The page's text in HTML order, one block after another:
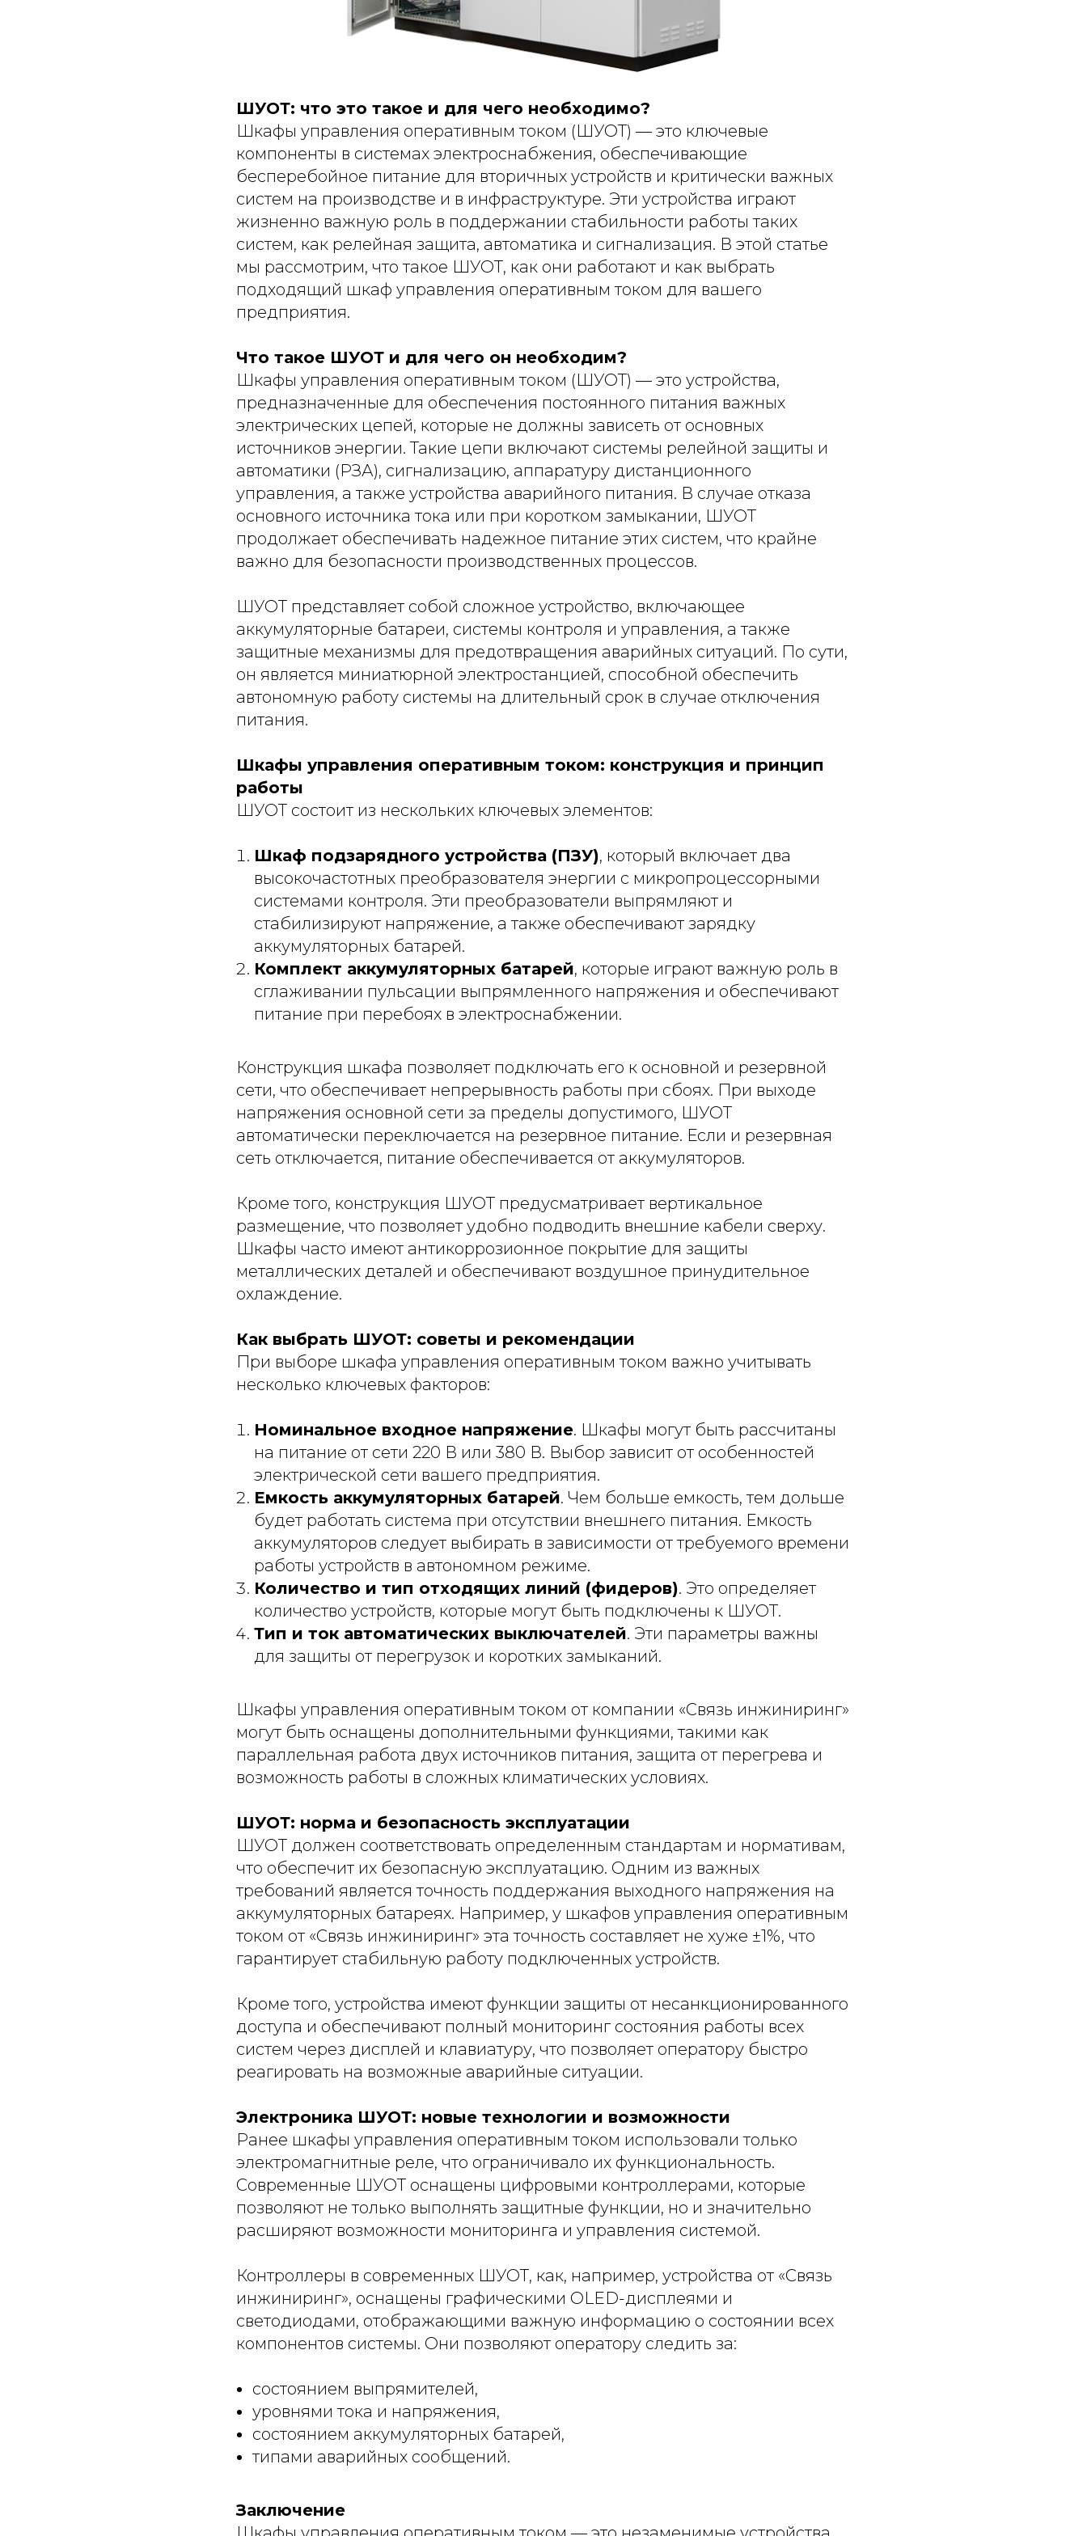
ШУОТ: что это такое и для чего необходимо?
Шкафы управления оперативным током (ШУОТ) — это ключевые
компоненты в системах электроснабжения, обеспечивающие
бесперебойное питание для вторичных устройств и критически важных
систем на производстве и в инфраструктуре. Эти устройства играют
жизненно важную роль в поддержании стабильности работы таких
систем, как релейная защита, автоматика и сигнализация. В этой статье
мы рассмотрим, что такое ШУОТ, как они работают и как выбрать
подходящий шкаф управления оперативным током для вашего
предприятия.
Что такое ШУОТ и для чего он необходим?
Шкафы управления оперативным током (ШУОТ) — это устройства,
предназначенные для обеспечения постоянного питания важных
электрических цепей, которые не должны зависеть от основных
источников энергии. Такие цепи включают системы релейной защиты и
автоматики (РЗА), сигнализацию, аппаратуру дистанционного
управления, а также устройства аварийного питания. В случае отказа
основного источника тока или при коротком замыкании, ШУОТ
продолжает обеспечивать надежное питание этих систем, что крайне
важно для безопасности производственных процессов.
ШУОТ представляет собой сложное устройство, включающее
аккумуляторные батареи, системы контроля и управления, а также
защитные механизмы для предотвращения аварийных ситуаций. По сути,
он является миниатюрной электростанцией, способной обеспечить
автономную работу системы на длительный срок в случае отключения
питания.
Шкафы управления оперативным током: конструкция и принцип
работы
ШУОТ состоит из нескольких ключевых элементов:
Шкаф подзарядного устройства (ПЗУ), который включает два
высокочастотных преобразователя энергии с микропроцессорными
системами контроля. Эти преобразователи выпрямляют и
стабилизируют напряжение, а также обеспечивают зарядку
аккумуляторных батарей.
Комплект аккумуляторных батарей, которые играют важную роль в
сглаживании пульсации выпрямленного напряжения и обеспечивают
питание при перебоях в электроснабжении.
Конструкция шкафа позволяет подключать его к основной и резервной
сети, что обеспечивает непрерывность работы при сбоях. При выходе
напряжения основной сети за пределы допустимого, ШУОТ
автоматически переключается на резервное питание. Если и резервная
сеть отключается, питание обеспечивается от аккумуляторов.
Кроме того, конструкция ШУОТ предусматривает вертикальное
размещение, что позволяет удобно подводить внешние кабели сверху.
Шкафы часто имеют антикоррозионное покрытие для защиты
металлических деталей и обеспечивают воздушное принудительное
охлаждение.
Как выбрать ШУОТ: советы и рекомендации
При выборе шкафа управления оперативным током важно учитывать
несколько ключевых факторов:
Номинальное входное напряжение. Шкафы могут быть рассчитаны
на питание от сети 220 В или 380 В. Выбор зависит от особенностей
электрической сети вашего предприятия.
Емкость аккумуляторных батарей. Чем больше емкость, тем дольше
будет работать система при отсутствии внешнего питания. Емкость
аккумуляторов следует выбирать в зависимости от требуемого времени
работы устройств в автономном режиме.
Количество и тип отходящих линий (фидеров). Это определяет
количество устройств, которые могут быть подключены к ШУОТ.
Тип и ток автоматических выключателей. Эти параметры важны
для защиты от перегрузок и коротких замыканий.
Шкафы управления оперативным током от компании «Связь инжиниринг»
могут быть оснащены дополнительными функциями, такими как
параллельная работа двух источников питания, защита от перегрева и
возможность работы в сложных климатических условиях.
ШУОТ: норма и безопасность эксплуатации
ШУОТ должен соответствовать определенным стандартам и нормативам,
что обеспечит их безопасную эксплуатацию. Одним из важных
требований является точность поддержания выходного напряжения на
аккумуляторных батареях. Например, у шкафов управления оперативным
током от «Связь инжиниринг» эта точность составляет не хуже ±1%, что
гарантирует стабильную работу подключенных устройств.
Кроме того, устройства имеют функции защиты от несанкционированного
доступа и обеспечивают полный мониторинг состояния работы всех
систем через дисплей и клавиатуру, что позволяет оператору быстро
реагировать на возможные аварийные ситуации.
Электроника ШУОТ: новые технологии и возможности
Ранее шкафы управления оперативным током использовали только
электромагнитные реле, что ограничивало их функциональность.
Современные ШУОТ оснащены цифровыми контроллерами, которые
позволяют не только выполнять защитные функции, но и значительно
расширяют возможности мониторинга и управления системой.
Контроллеры в современных ШУОТ, как, например, устройства от «Связь
инжиниринг», оснащены графическими OLED-дисплеями и
светодиодами, отображающими важную информацию о состоянии всех
компонентов системы. Они позволяют оператору следить за:
состоянием выпрямителей,
уровнями тока и напряжения,
состоянием аккумуляторных батарей,
типами аварийных сообщений.
Заключение